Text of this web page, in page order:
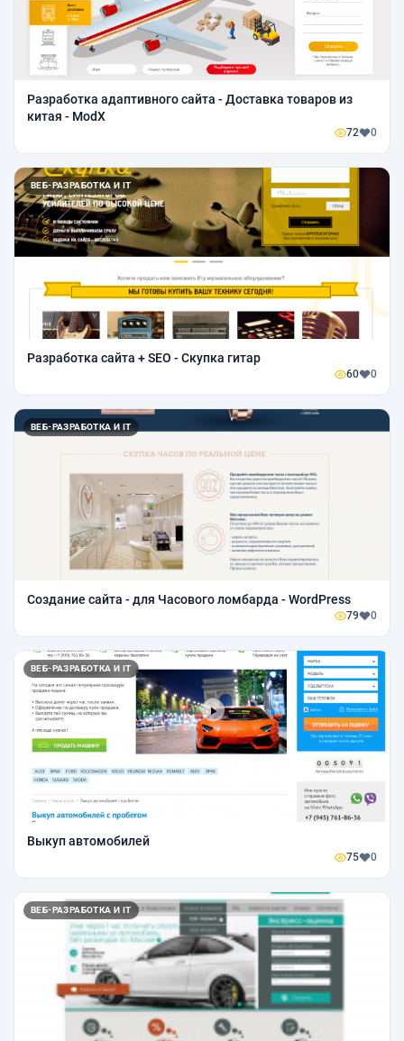
Разработка адаптивного сайта - Доставка товаров из
китая - ModX
72 0
ВЕБ-РАЗРАБОТКА И IT
Разработка сайта + SEO - Скупка гитар
60 0
ВЕБ-РАЗРАБОТКА И IT
Создание сайта - для Часового ломбарда - WordPress
79 0
ВЕБ-РАЗРАБОТКА И IT
Выкуп автомобилей
75 0
ВЕБ-РАЗРАБОТКА И IT